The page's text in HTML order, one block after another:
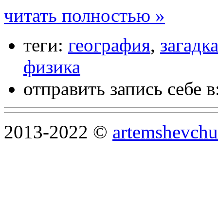
читать полностью »
теги: география, загадка
физика
отправить запись себе
2013-2022 ©